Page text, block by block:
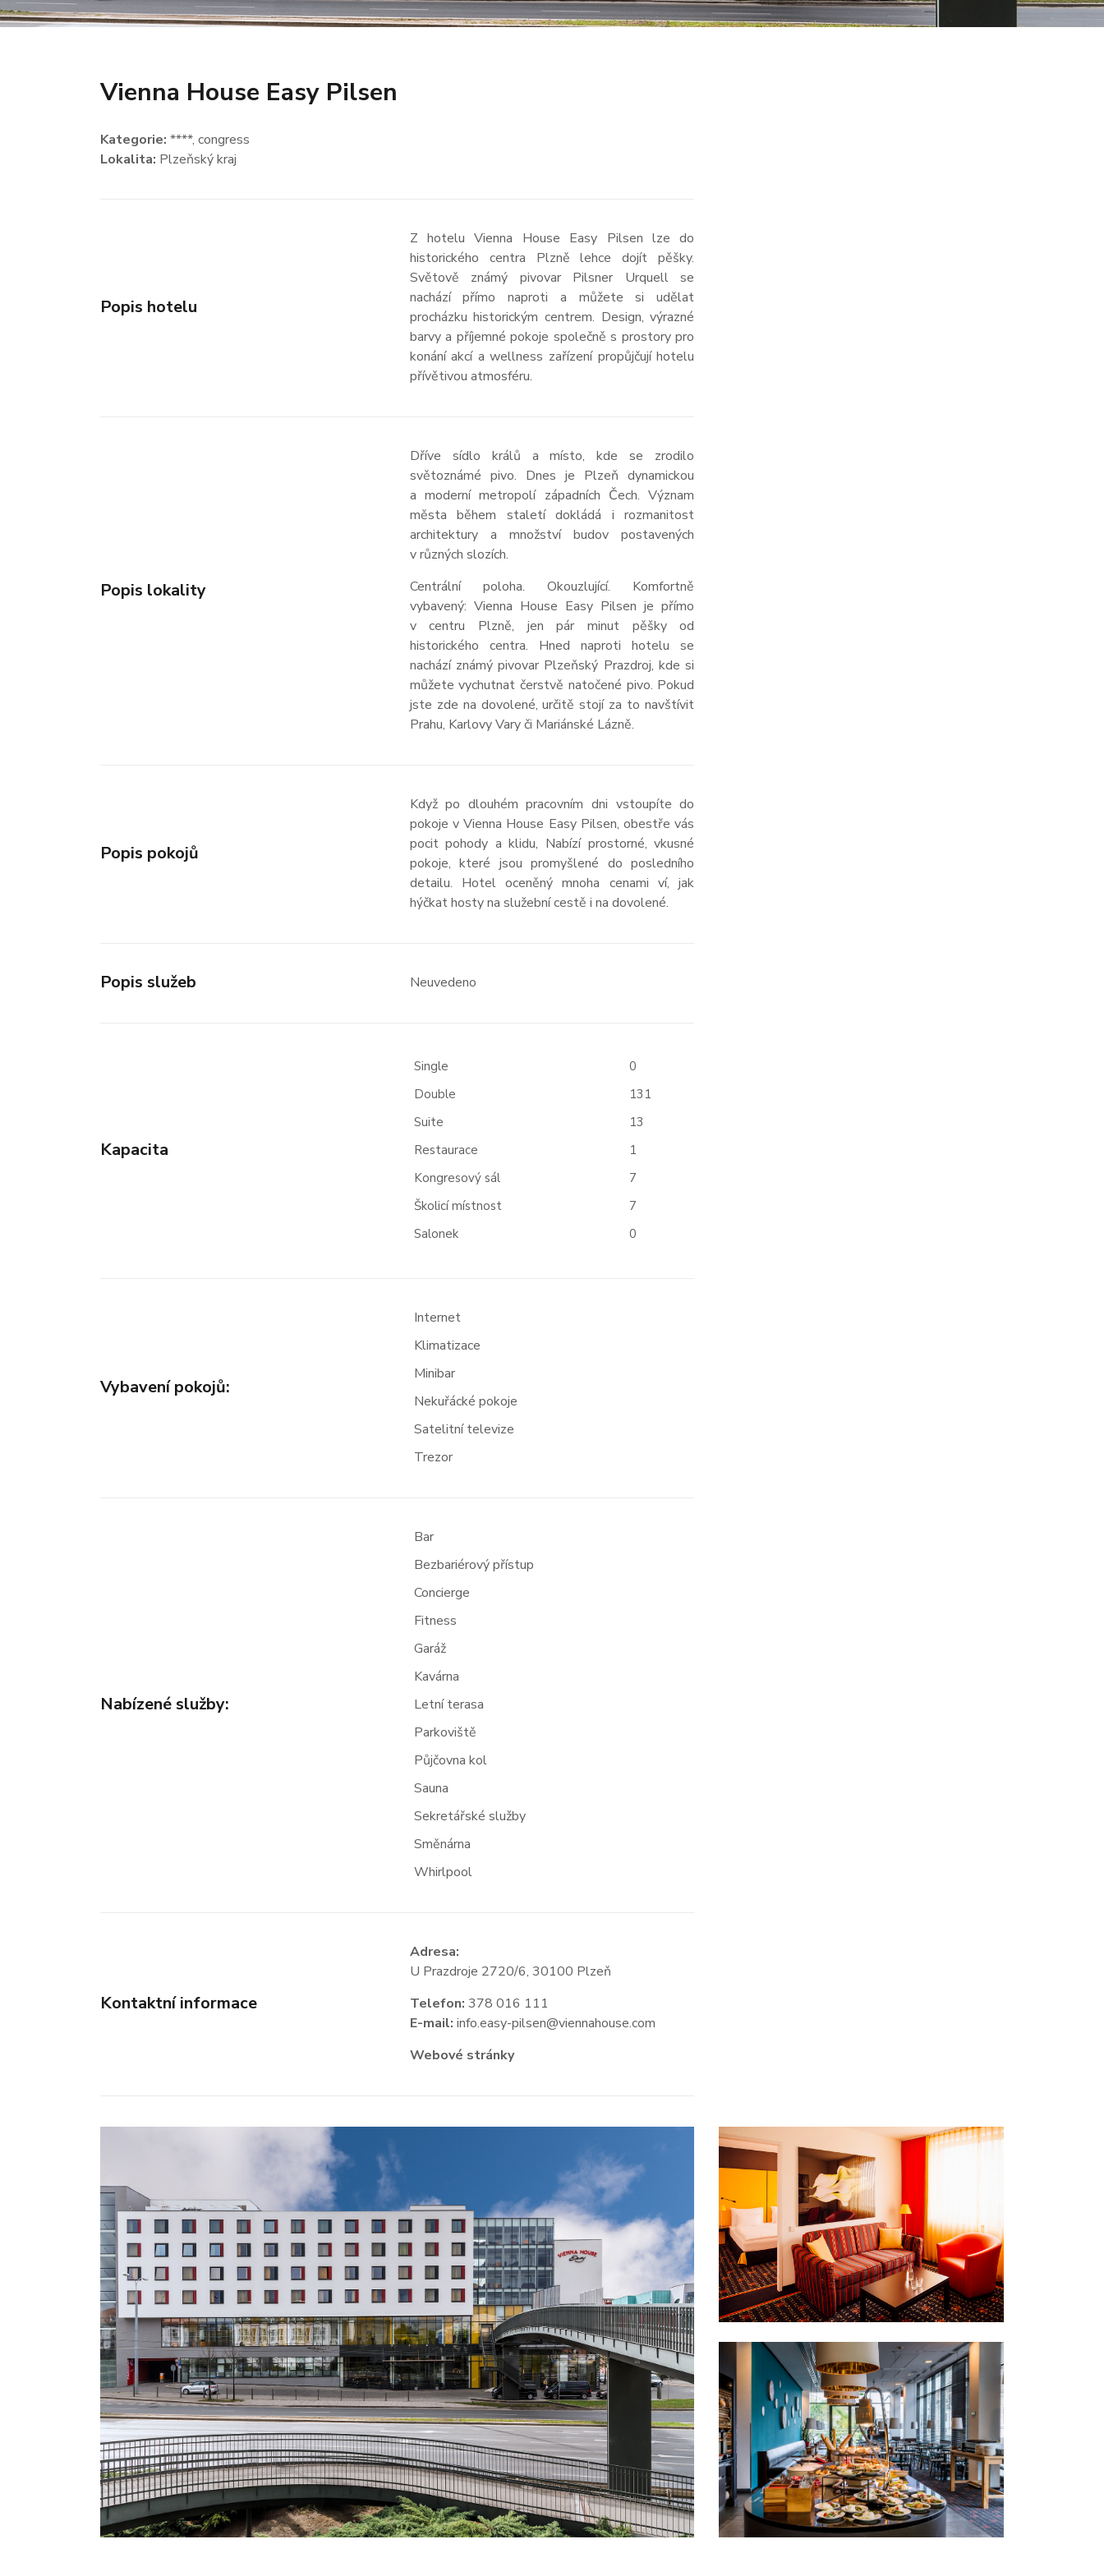
Vienna House Easy Pilsen
Kategorie: ****, congress
Lokalita: Plzeňský kraj
Popis hotelu
Z hotelu Vienna House Easy Pilsen lze do
historického centra Plzně lehce dojít pěšky.
Světově známý pivovar Pilsner Urquell se
nachází přímo naproti a můžete si udělat
procházku historickým centrem. Design, výrazné
barvy a příjemné pokoje společně s prostory pro
konání akcí a wellness zařízení propůjčují hotelu
přívětivou atmosféru.
Popis lokality
Dříve sídlo králů a místo, kde se zrodilo
světoznámé pivo. Dnes je Plzeň dynamickou
a moderní metropolí západních Čech. Význam
města během staletí dokládá i rozmanitost
architektury a množství budov postavených
v různých slozích.
Centrální poloha. Okouzlující. Komfortně
vybavený: Vienna House Easy Pilsen je přímo
v centru Plzně, jen pár minut pěšky od
historického centra. Hned naproti hotelu se
nachází známý pivovar Plzeňský Prazdroj, kde si
můžete vychutnat čerstvě natočené pivo. Pokud
jste zde na dovolené, určitě stojí za to navštívit
Prahu, Karlovy Vary či Mariánské Lázně.
Popis pokojů
Když po dlouhém pracovním dni vstoupíte do
pokoje v Vienna House Easy Pilsen, obestře vás
pocit pohody a klidu, Nabízí prostorné, vkusné
pokoje, které jsou promyšlené do posledního
detailu. Hotel oceněný mnoha cenami ví, jak
hýčkat hosty na služební cestě i na dovolené.
Popis služeb Neuvedeno
Kapacita
Single
0
Double
131
Suite
13
Restaurace
1
Kongresový sál
7
Školicí místnost
7
Salonek
0
Vybavení pokojů:
Internet
Klimatizace
Minibar
Nekuřácké pokoje
Satelitní televize
Trezor
Nabízené služby:
Bar
Bezbariérový přístup
Concierge
Fitness
Garáž
Kavárna
Letní terasa
Parkoviště
Půjčovna kol
Sauna
Sekretářské služby
Směnárna
Whirlpool
Kontaktní informace
Adresa:
U Prazdroje 2720/6, 30100 Plzeň
Telefon: 378 016 111
E-mail: info.easy-pilsen@viennahouse.com
Webové stránky